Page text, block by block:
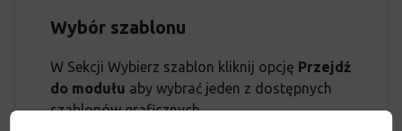
Wybór szablonu
W Sekcji Wybierz szablon kliknij opcję Przejdź
do modułu aby wybrać jeden z dostępnych
szablonów graficznych.